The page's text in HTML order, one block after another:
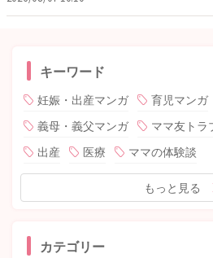
キーワード
妊娠・出産マンガ 育児マンガ
義母・義父マンガ
ママ友トラ
出産
医療 ママの体験談
もっと見る
カテゴリー